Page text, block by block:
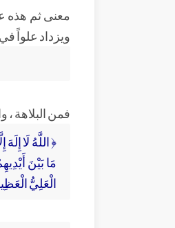
معنى ثم هذه
ويزداد علواً
فمن البلاهة ،
﴿ اللَّهُ لَا
مَا بَيْنَ
الْعَلِيُّ الْعَظِيمُ